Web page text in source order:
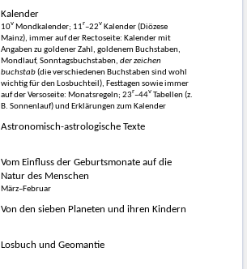
Kalender
10v Mondkalender; 11r–22v Kalender (Diözese
Mainz), immer auf der Rectoseite: Kalender mit
Angaben zu goldener Zahl, goldenem Buchstaben,
Mondlauf, Sonntagsbuchstaben, der zeichen
buchstab(die verschiedenen Buchstaben sind wohl
wichtig für den Losbuchteil), Festtagen sowie immer
auf der Versoseite: Monatsregeln; 23r–44v Tabellen (z.
B. Sonnenlauf) und Erklärungen zum Kalender
Astronomisch-astrologische Texte
Vom Einfluss der Geburtsmonate auf die
Natur des Menschen
März–Februar
Von den sieben Planeten und ihren Kindern
Losbuch und Geomantie